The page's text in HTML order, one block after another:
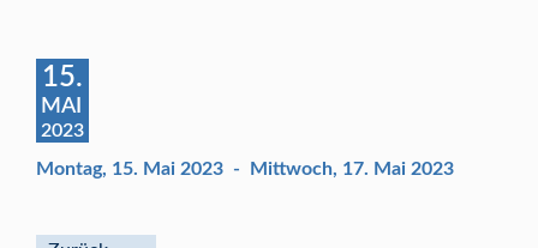
15.
MAI
2023
Montag, 15. Mai 2023 - Mittwoch, 17. Mai 2023